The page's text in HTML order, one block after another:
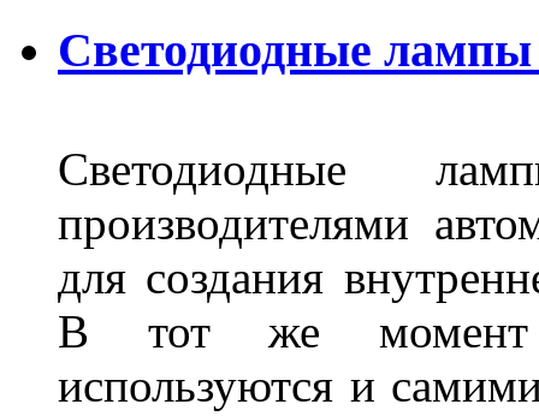
Светодиодные
Светодиодные
производителями
для создания
В тот же момент
используются и